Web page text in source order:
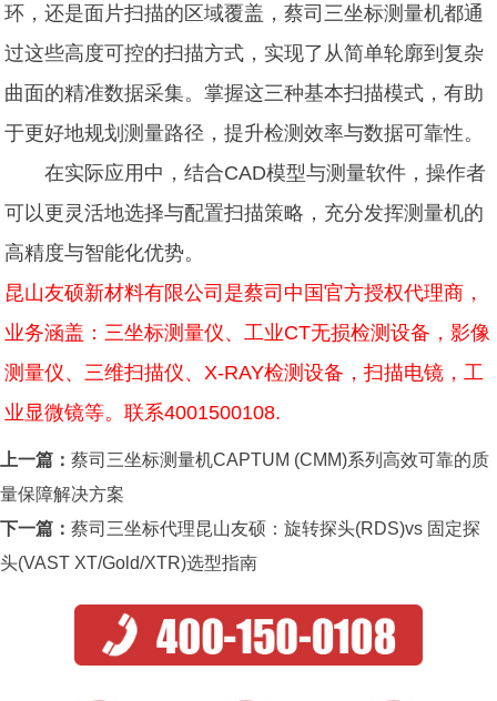
环，还是面片扫描的区域覆盖，蔡司三坐标测量机都通
过这些高度可控的扫描方式，实现了从简单轮廓到复杂
曲面的精准数据采集。掌握这三种基本扫描模式，有助
于更好地规划测量路径，提升检测效率与数据可靠性。
在实际应用中，结合CAD模型与测量软件，操作者
可以更灵活地选择与配置扫描策略，充分发挥测量机的
高精度与智能化优势。
昆山友硕新材料有限公司是蔡司中国官方授权代理商，
业务涵盖：三坐标测量仪、工业CT无损检测设备，影像
测量仪、三维扫描仪、X-RAY检测设备，扫描电镜，工
业显微镜等。联系4001500108.
上一篇： 蔡司三坐标测量机CAPTUM (CMM)系列高效可靠的质
量保障解决方案
下一篇： 蔡司三坐标代理昆山友硕：旋转探头(RDS)vs 固定探
头(VAST XT/Gold/XTR)选型指南